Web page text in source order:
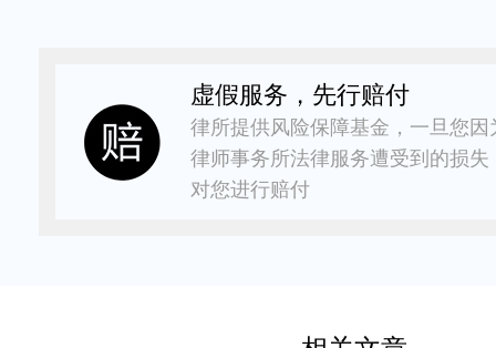
虚假服务，先行赔付
律所提供风险保障基金，一旦您因
律师事务所法律服务遭受到的损失
对您进行赔付